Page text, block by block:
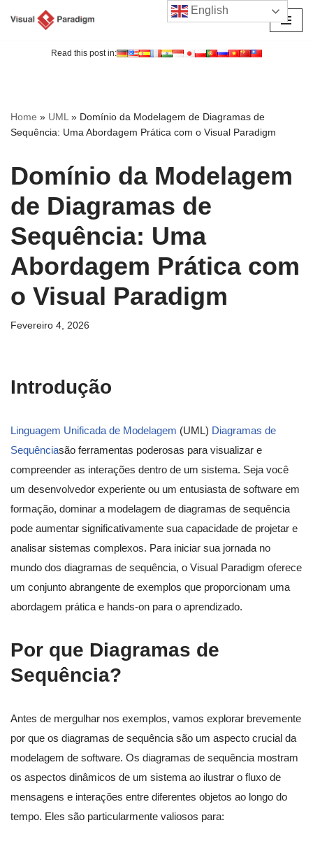
Read this post in:
Home » UML» Domínio da Modelagem de Diagramas de
Sequência: Uma Abordagem Prática com o Visual Paradigm
Domínio da Modelagem
de Diagramas de
Sequência: Uma
Abordagem Prática com
o Visual Paradigm
Fevereiro 4, 2026
Introdução
Linguagem Unificada de Modelagem (UML) Diagramas de
Sequênciasão ferramentas poderosas para visualizar e
compreender as interações dentro de um sistema. Seja você
um desenvolvedor experiente ou um entusiasta de software em
formação, dominar a modelagem de diagramas de sequência
pode aumentar significativamente sua capacidade de projetar e
analisar sistemas complexos. Para iniciar sua jornada no
mundo dos diagramas de sequência, o Visual Paradigm oferece
um conjunto abrangente de exemplos que proporcionam uma
abordagem prática e hands-on para o aprendizado.
Por que Diagramas de
Sequência?
Antes de mergulhar nos exemplos, vamos explorar brevemente
por que os diagramas de sequência são um aspecto crucial da
modelagem de software. Os diagramas de sequência mostram
os aspectos dinâmicos de um sistema ao ilustrar o fluxo de
mensagens e interações entre diferentes objetos ao longo do
tempo. Eles são particularmente valiosos para:
English